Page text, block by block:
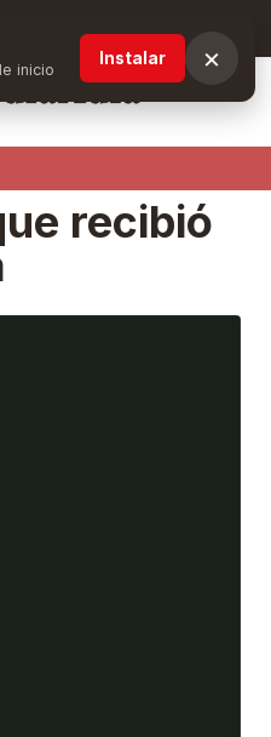
recibió
inicio
Instalar ×